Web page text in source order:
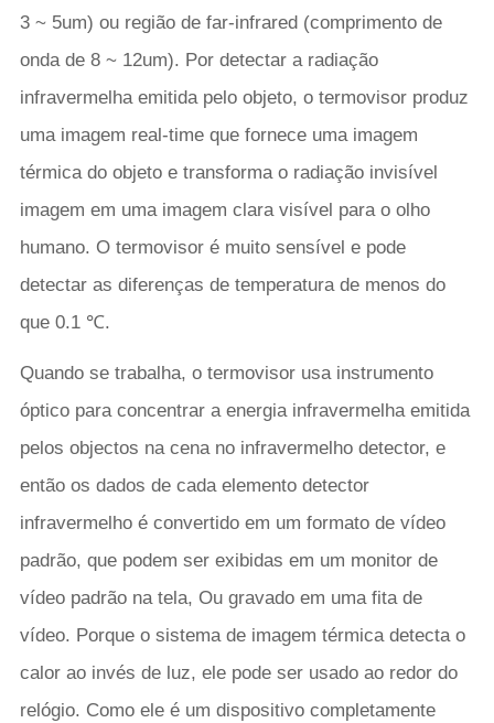
3 ~ 5um) ou região de far-infrared (comprimento de
onda de 8 ~ 12um). Por detectar a radiação
infravermelha emitida pelo objeto, o termovisor produz
uma imagem real-time que fornece uma imagem
térmica do objeto e transforma o radiação invisível
imagem em uma imagem clara visível para o olho
humano. O termovisor é muito sensível e pode
detectar as diferenças de temperatura de menos do
que 0.1 ℃.
Quando se trabalha, o termovisor usa instrumento
óptico para concentrar a energia infravermelha emitida
pelos objectos na cena no infravermelho detector, e
então os dados de cada elemento detector
infravermelho é convertido em um formato de vídeo
padrão, que podem ser exibidas em um monitor de
vídeo padrão na tela, Ou gravado em uma fita de
vídeo. Porque o sistema de imagem térmica detecta o
calor ao invés de luz, ele pode ser usado ao redor do
relógio. Como ele é um dispositivo completamente